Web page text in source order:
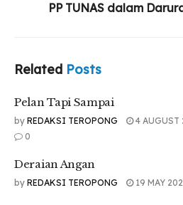
PP TUNAS dalam
Related Posts
Pelan Tapi Sampai
by REDAKSI TEROPONG
4 AUGUST
0
Deraian Angan
by REDAKSI TEROPONG 19 MAY